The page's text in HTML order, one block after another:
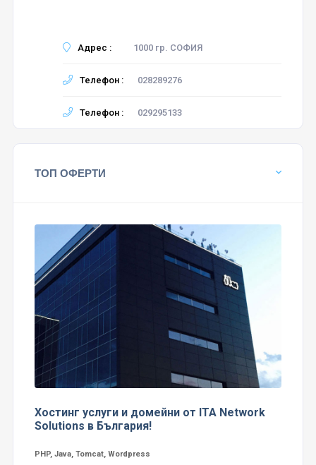
Адрес : 1000 гр. СОФИЯ
Телефон : 028289276
Телефон : 029295133
ТОП ОФЕРТИ
Хостинг услуги и домейни от ITA Network
Solutions в България!
PHP, Java, Tomcat, Wordpress